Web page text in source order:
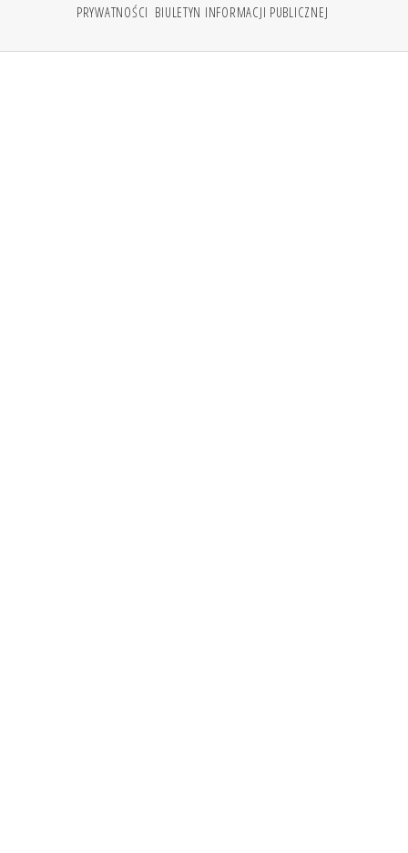
PRYWATNOŚCI BIULETYN INFORMACJI PUBLICZNEJ